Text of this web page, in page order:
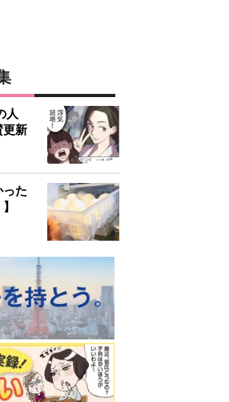
人
更新
った